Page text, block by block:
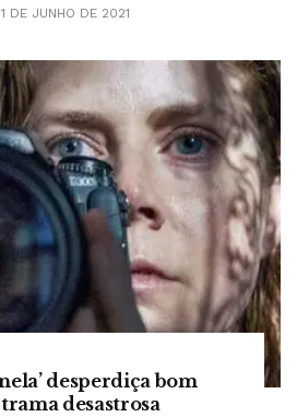
DE JUNHO DE 2021
desperdiça bom
desastrosa